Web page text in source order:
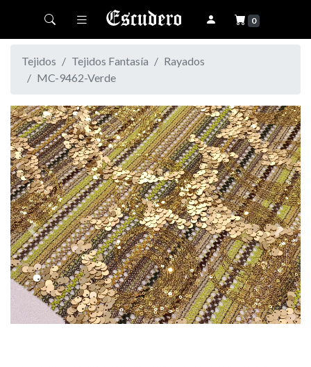
Toggle navigation 0
Tejidos Tejidos Fantasía
Rayados
MC-9462-Verde
Previous Next